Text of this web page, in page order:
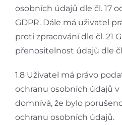
osobních údajů dle čl. 17
GDPR. Dále má uživatel
proti zpracování dle čl. 21
přenositelnost údajů dle
1.8 Uživatel má právo
ochranu osobních údajů v
domnívá, že bylo
ochranu osobních údajů.